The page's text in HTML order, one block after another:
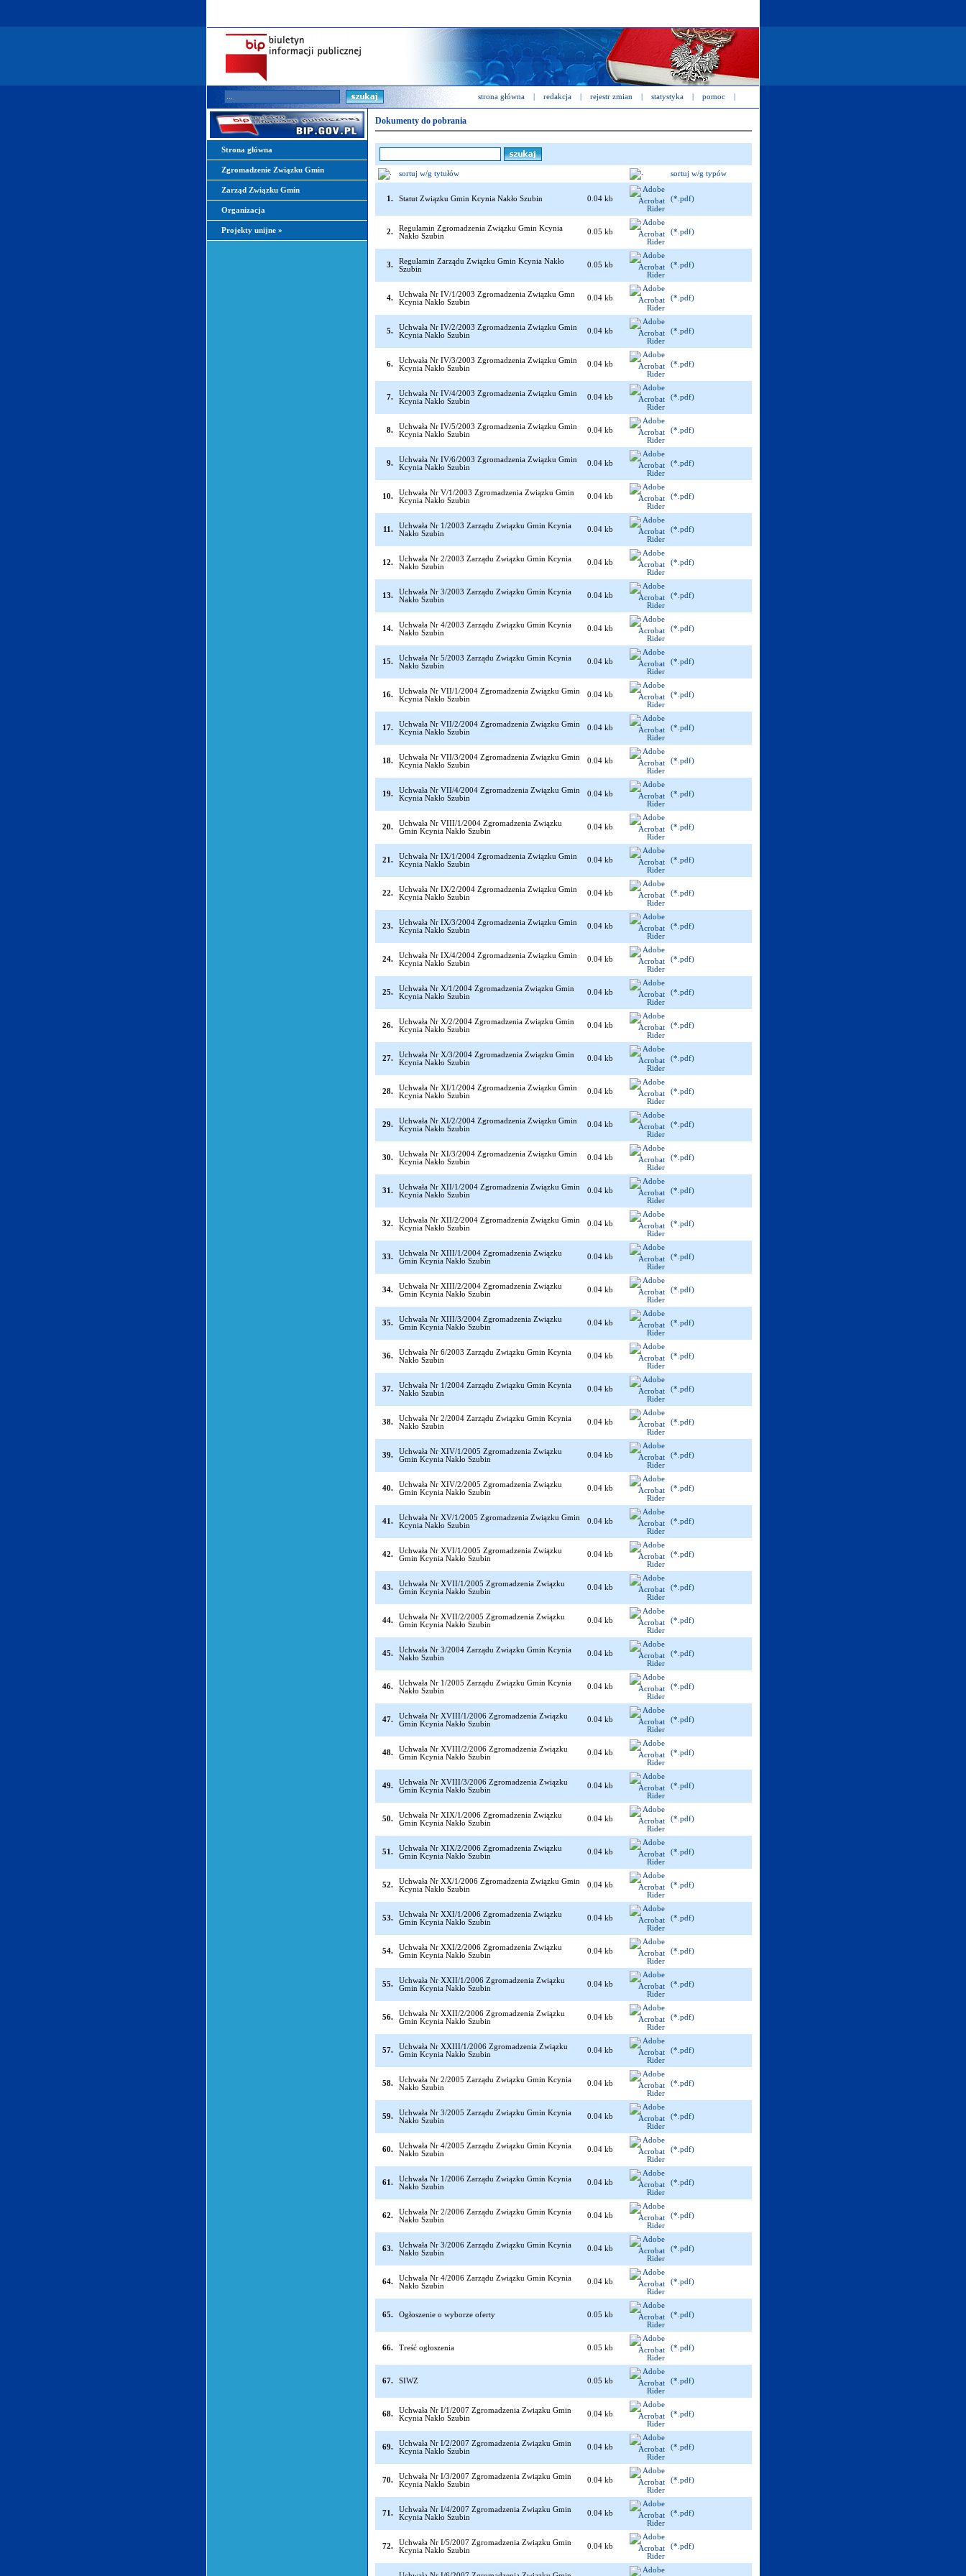
strona główna redakcja rejestr zmian statystyka pomoc
Strona główna
Zgromadzenie Związku Gmin
Zarząd Związku Gmin
Organizacja
Projekty unijne »
Dokumenty do pobrania
sortuj w/g tytułów sortuj w/g typów
1. Statut Związku Gmin Kcynia Nakło Szubin 0.04 kb (*.pdf)
2.
Regulamin Zgromadzenia Związku Gmin Kcynia
Nakło Szubin
0.05 kb (*.pdf)
3.
Regulamin Zarządu Związku Gmin Kcynia Nakło
Szubin
0.05 kb (*.pdf)
4.
Uchwała Nr IV/1/2003 Zgromadzenia Związku Gmn
Kcynia Nakło Szubin
0.04 kb (*.pdf)
5.
Uchwała Nr IV/2/2003 Zgromadzenia Związku Gmin
Kcynia Nakło Szubin
0.04 kb (*.pdf)
6.
Uchwała Nr IV/3/2003 Zgromadzenia Związku Gmin
Kcynia Nakło Szubin
0.04 kb (*.pdf)
7.
Uchwała Nr IV/4/2003 Zgromadzenia Związku Gmin
Kcynia Nakło Szubin
0.04 kb (*.pdf)
8.
Uchwała Nr IV/5/2003 Zgromadzenia Związku Gmin
Kcynia Nakło Szubin
0.04 kb (*.pdf)
9.
Uchwała Nr IV/6/2003 Zgromadzenia Związku Gmin
Kcynia Nakło Szubin
0.04 kb (*.pdf)
10.
Uchwała Nr V/1/2003 Zgromadzenia Związku Gmin
Kcynia Nakło Szubin
0.04 kb (*.pdf)
11.
Uchwała Nr 1/2003 Zarządu Związku Gmin Kcynia
Nakło Szubin
0.04 kb (*.pdf)
12.
Uchwała Nr 2/2003 Zarządu Związku Gmin Kcynia
Nakło Szubin
0.04 kb (*.pdf)
13.
Uchwała Nr 3/2003 Zarządu Związku Gmin Kcynia
Nakło Szubin
0.04 kb (*.pdf)
14.
Uchwała Nr 4/2003 Zarządu Związku Gmin Kcynia
Nakło Szubin
0.04 kb (*.pdf)
15.
Uchwała Nr 5/2003 Zarządu Związku Gmin Kcynia
Nakło Szubin
0.04 kb (*.pdf)
16.
Uchwała Nr VII/1/2004 Zgromadzenia Związku Gmin
Kcynia Nakło Szubin
0.04 kb (*.pdf)
17.
Uchwała Nr VII/2/2004 Zgromadzenia Związku Gmin
Kcynia Nakło Szubin
0.04 kb (*.pdf)
18.
Uchwała Nr VII/3/2004 Zgromadzenia Związku Gmin
Kcynia Nakło Szubin
0.04 kb (*.pdf)
19.
Uchwała Nr VII/4/2004 Zgromadzenia Związku Gmin
Kcynia Nakło Szubin
0.04 kb (*.pdf)
20.
Uchwała Nr VIII/1/2004 Zgromadzenia Związku
Gmin Kcynia Nakło Szubin
0.04 kb (*.pdf)
21.
Uchwała Nr IX/1/2004 Zgromadzenia Związku Gmin
Kcynia Nakło Szubin
0.04 kb (*.pdf)
22.
Uchwała Nr IX/2/2004 Zgromadzenia Związku Gmin
Kcynia Nakło Szubin
0.04 kb (*.pdf)
23.
Uchwała Nr IX/3/2004 Zgromadzenia Związku Gmin
Kcynia Nakło Szubin
0.04 kb (*.pdf)
24.
Uchwała Nr IX/4/2004 Zgromadzenia Związku Gmin
Kcynia Nakło Szubin
0.04 kb (*.pdf)
25.
Uchwała Nr X/1/2004 Zgromadzenia Związku Gmin
Kcynia Nakło Szubin
0.04 kb (*.pdf)
26.
Uchwała Nr X/2/2004 Zgromadzenia Związku Gmin
Kcynia Nakło Szubin
0.04 kb (*.pdf)
27.
Uchwała Nr X/3/2004 Zgromadzenia Związku Gmin
Kcynia Nakło Szubin
0.04 kb (*.pdf)
28.
Uchwała Nr XI/1/2004 Zgromadzenia Związku Gmin
Kcynia Nakło Szubin
0.04 kb (*.pdf)
29.
Uchwała Nr XI/2/2004 Zgromadzenia Związku Gmin
Kcynia Nakło Szubin
0.04 kb (*.pdf)
30.
Uchwała Nr XI/3/2004 Zgromadzenia Związku Gmin
Kcynia Nakło Szubin
0.04 kb (*.pdf)
31.
Uchwała Nr XII/1/2004 Zgromadzenia Związku Gmin
Kcynia Nakło Szubin
0.04 kb (*.pdf)
32.
Uchwała Nr XII/2/2004 Zgromadzenia Związku Gmin
Kcynia Nakło Szubin
0.04 kb (*.pdf)
33.
Uchwała Nr XIII/1/2004 Zgromadzenia Związku
Gmin Kcynia Nakło Szubin
0.04 kb (*.pdf)
34.
Uchwała Nr XIII/2/2004 Zgromadzenia Związku
Gmin Kcynia Nakło Szubin
0.04 kb (*.pdf)
35.
Uchwała Nr XIII/3/2004 Zgromadzenia Związku
Gmin Kcynia Nakło Szubin
0.04 kb (*.pdf)
36.
Uchwała Nr 6/2003 Zarządu Związku Gmin Kcynia
Nakło Szubin
0.04 kb (*.pdf)
37.
Uchwała Nr 1/2004 Zarządu Związku Gmin Kcynia
Nakło Szubin
0.04 kb (*.pdf)
38.
Uchwała Nr 2/2004 Zarządu Związku Gmin Kcynia
Nakło Szubin
0.04 kb (*.pdf)
39.
Uchwała Nr XIV/1/2005 Zgromadzenia Związku
Gmin Kcynia Nakło Szubin
0.04 kb (*.pdf)
40.
Uchwała Nr XIV/2/2005 Zgromadzenia Związku
Gmin Kcynia Nakło Szubin
0.04 kb (*.pdf)
41.
Uchwała Nr XV/1/2005 Zgromadzenia Związku Gmin
Kcynia Nakło Szubin
0.04 kb (*.pdf)
42.
Uchwała Nr XVI/1/2005 Zgromadzenia Związku
Gmin Kcynia Nakło Szubin
0.04 kb (*.pdf)
43.
Uchwała Nr XVII/1/2005 Zgromadzenia Związku
Gmin Kcynia Nakło Szubin
0.04 kb (*.pdf)
44.
Uchwała Nr XVII/2/2005 Zgromadzenia Związku
Gmin Kcynia Nakło Szubin
0.04 kb (*.pdf)
45.
Uchwała Nr 3/2004 Zarządu Związku Gmin Kcynia
Nakło Szubin
0.04 kb (*.pdf)
46.
Uchwała Nr 1/2005 Zarządu Związku Gmin Kcynia
Nakło Szubin
0.04 kb (*.pdf)
47.
Uchwała Nr XVIII/1/2006 Zgromadzenia Związku
Gmin Kcynia Nakło Szubin
0.04 kb (*.pdf)
48.
Uchwała Nr XVIII/2/2006 Zgromadzenia Związku
Gmin Kcynia Nakło Szubin
0.04 kb (*.pdf)
49.
Uchwała Nr XVIII/3/2006 Zgromadzenia Związku
Gmin Kcynia Nakło Szubin
0.04 kb (*.pdf)
50.
Uchwała Nr XIX/1/2006 Zgromadzenia Związku
Gmin Kcynia Nakło Szubin
0.04 kb (*.pdf)
51.
Uchwała Nr XIX/2/2006 Zgromadzenia Związku
Gmin Kcynia Nakło Szubin
0.04 kb (*.pdf)
52.
Uchwała Nr XX/1/2006 Zgromadzenia Związku Gmin
Kcynia Nakło Szubin
0.04 kb (*.pdf)
53.
Uchwała Nr XXI/1/2006 Zgromadzenia Związku
Gmin Kcynia Nakło Szubin
0.04 kb (*.pdf)
54.
Uchwała Nr XXI/2/2006 Zgromadzenia Związku
Gmin Kcynia Nakło Szubin
0.04 kb (*.pdf)
55.
Uchwała Nr XXII/1/2006 Zgromadzenia Związku
Gmin Kcynia Nakło Szubin
0.04 kb (*.pdf)
56.
Uchwała Nr XXII/2/2006 Zgromadzenia Związku
Gmin Kcynia Nakło Szubin
0.04 kb (*.pdf)
57.
Uchwała Nr XXIII/1/2006 Zgromadzenia Związku
Gmin Kcynia Nakło Szubin
0.04 kb (*.pdf)
58.
Uchwała Nr 2/2005 Zarządu Związku Gmin Kcynia
Nakło Szubin
0.04 kb (*.pdf)
59.
Uchwała Nr 3/2005 Zarządu Związku Gmin Kcynia
Nakło Szubin
0.04 kb (*.pdf)
60.
Uchwała Nr 4/2005 Zarządu Związku Gmin Kcynia
Nakło Szubin
0.04 kb (*.pdf)
61.
Uchwała Nr 1/2006 Zarządu Związku Gmin Kcynia
Nakło Szubin
0.04 kb (*.pdf)
62.
Uchwała Nr 2/2006 Zarządu Związku Gmin Kcynia
Nakło Szubin
0.04 kb (*.pdf)
63.
Uchwała Nr 3/2006 Zarządu Związku Gmin Kcynia
Nakło Szubin
0.04 kb (*.pdf)
64.
Uchwała Nr 4/2006 Zarządu Związku Gmin Kcynia
Nakło Szubin
0.04 kb (*.pdf)
65. Ogłoszenie o wyborze oferty 0.05 kb (*.pdf)
66. Treść ogłoszenia 0.05 kb (*.pdf)
67. SIWZ 0.05 kb (*.pdf)
68.
Uchwała Nr I/1/2007 Zgromadzenia Związku Gmin
Kcynia Nakło Szubin
0.04 kb (*.pdf)
69.
Uchwała Nr I/2/2007 Zgromadzenia Związku Gmin
Kcynia Nakło Szubin
0.04 kb (*.pdf)
70.
Uchwała Nr I/3/2007 Zgromadzenia Związku Gmin
Kcynia Nakło Szubin
0.04 kb (*.pdf)
71.
Uchwała Nr I/4/2007 Zgromadzenia Związku Gmin
Kcynia Nakło Szubin
0.04 kb (*.pdf)
72.
Uchwała Nr I/5/2007 Zgromadzenia Związku Gmin
Kcynia Nakło Szubin
0.04 kb (*.pdf)